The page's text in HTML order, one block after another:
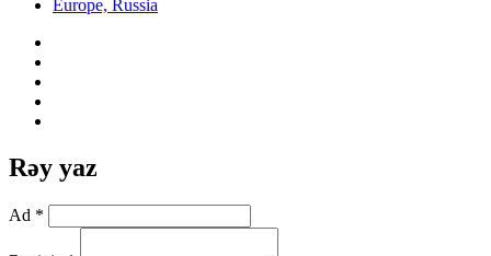
Europe, Russia
Rəy yaz
Ad *